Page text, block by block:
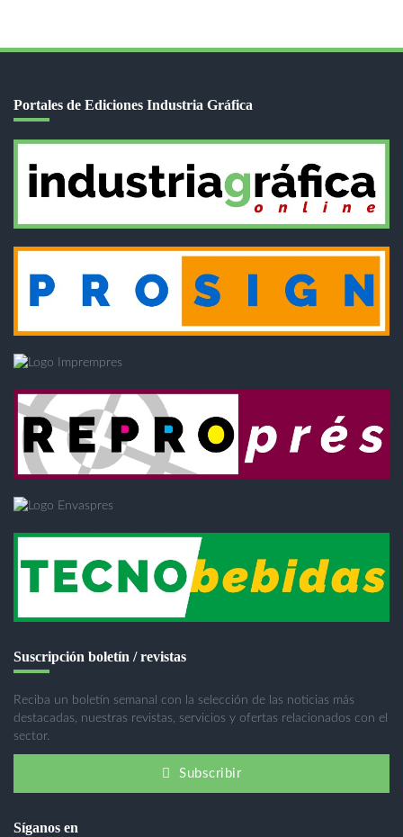
Portales de Ediciones Industria Gráfica
Suscripción boletín / revistas
Reciba un boletín semanal con la selección de las noticias más
destacadas, nuestras revistas, servicios y ofertas relacionados con el
sector.
Subscribir
Síganos en